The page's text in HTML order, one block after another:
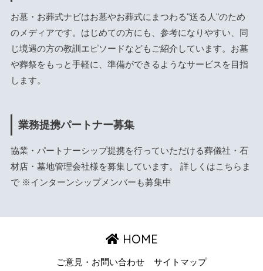
お墓・お葬式ナビはお墓やお葬式にまつわる"送る人"のため
のメディアです。はじめての方にも、参考になりやすい、同
じ境遇の方の教訓エピソードなどもご紹介しています。お墓
や葬祭をもっと手軽に、準備ができるようなサービスを目指
します。
業務提携パートナー募集
協業・パートナーシップ提携を行っていただける葬儀社・石
材店・墓地管理会社様を募集しています。 詳しくはこちら ま
で ※インターンシップメンバーも募集中
HOME
ご意見・お問い合わせ サイトマップ